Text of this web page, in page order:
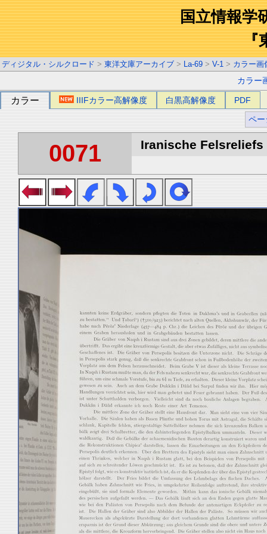
国立情報学
『
ディジタル・シルクロード > 東洋文庫アーカイブ > La-69 > V-1 > カラー画
カラー
カラー IIIFカラー高解像度 白黒高解像度 PDF
ペー
0071 Iranische Felsreliefs